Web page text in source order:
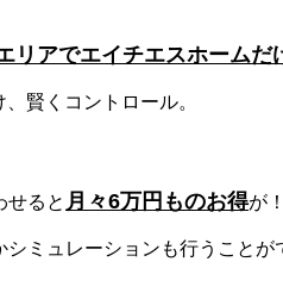
リアでエイチエスホームだ
賢くコントロール。
せると 月々6万円ものお得が
ミュレーションも行うことが